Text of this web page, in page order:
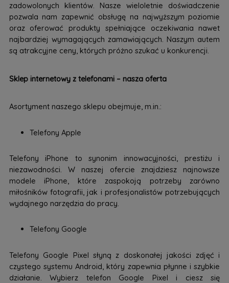
zadowolonych klientów. Nasze wieloletnie doświadczenie
pozwala nam zapewnić obsługę na najwyższym poziomie
oraz oferować produkty spełniające oczekiwania nawet
najbardziej wymagających zamawiających. Naszym autem
są atrakcyjne ceny, których próżno szukać u konkurencji.
Sklep internetowy z telefonami – nasza oferta
Asortyment naszego sklepu obejmuje, m.in.:
Telefony Apple
Telefony iPhone to synonim innowacyjności, prestiżu i
niezawodności. W naszej ofercie znajdziesz najnowsze
modele iPhone, które zaspokoją potrzeby zarówno
miłośników fotografii, jak i profesjonalistów potrzebujących
wydajnego narzędzia do pracy.
Telefony Google
Telefony Google Pixel słyną z doskonałej jakości zdjęć i
czystego systemu Android, który zapewnia płynne i szybkie
działanie. Wybierz telefon Google Pixel i ciesz się